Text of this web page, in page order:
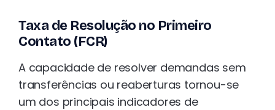
Taxa de Resolução no Primeiro
Contato (FCR)
A capacidade de resolver demandas sem
transferências ou reaberturas tornou-se
um dos principais indicadores de